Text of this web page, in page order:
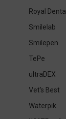
Royal Denta
Smilelab
Smilepen
TePe
ultraDEX
Vet's Best
Waterpik